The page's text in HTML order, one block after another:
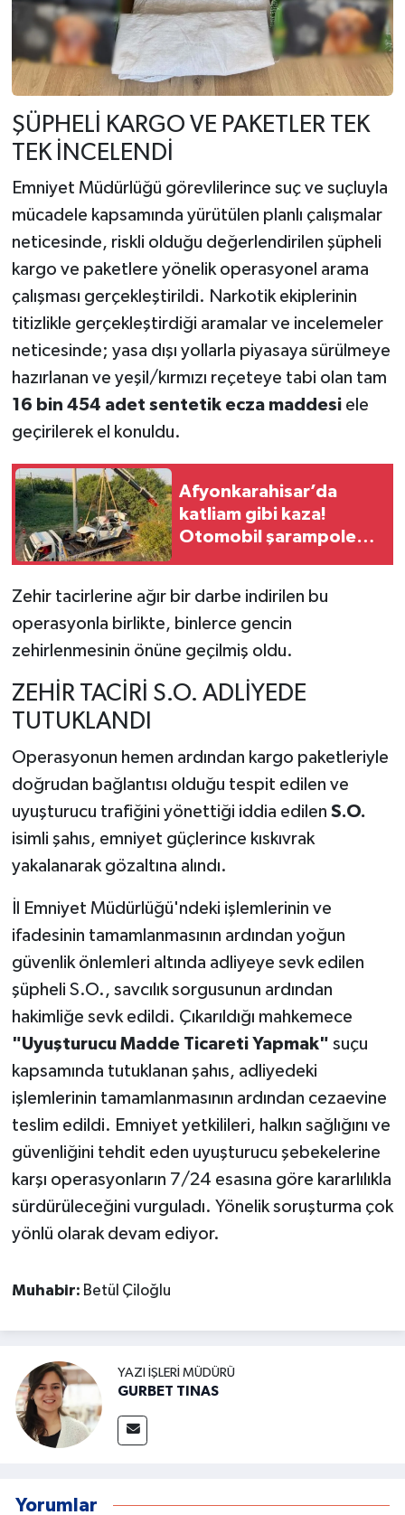
ŞÜPHELİ KARGO VE PAKETLER TEK
TEK İNCELENDİ
Emniyet Müdürlüğü görevlilerince suç ve suçluyla
mücadele kapsamında yürütülen planlı çalışmalar
neticesinde, riskli olduğu değerlendirilen şüpheli
kargo ve paketlere yönelik operasyonel arama
çalışması gerçekleştirildi. Narkotik ekiplerinin
titizlikle gerçekleştirdiği aramalar ve incelemeler
neticesinde; yasa dışı yollarla piyasaya sürülmeye
hazırlanan ve yeşil/kırmızı reçeteye tabi olan tam
16 bin 454 adet sentetik ecza maddesiele
geçirilerek el konuldu.
Afyonkarahisar’da
katliam gibi kaza!
Otomobil şarampole
Zehir tacirlerine ağır bir darbe indirilen bu
operasyonla birlikte, binlerce gencin
zehirlenmesinin önüne geçilmiş oldu.
ZEHİR TACİRİ S.O. ADLİYEDE
TUTUKLANDI
Operasyonun hemen ardından kargo paketleriyle
doğrudan bağlantısı olduğu tespit edilen ve
uyuşturucu trafiğini yönettiği iddia edilen S.O.
isimli şahıs, emniyet güçlerince kıskıvrak
yakalanarak gözaltına alındı.
İl Emniyet Müdürlüğü'ndeki işlemlerinin ve
ifadesinin tamamlanmasının ardından yoğun
güvenlik önlemleri altında adliyeye sevk edilen
şüpheli S.O., savcılık sorgusunun ardından
hakimliğe sevk edildi. Çıkarıldığı mahkemece
"Uyuşturucu Madde Ticareti Yapmak" suçu
kapsamında tutuklanan şahıs, adliyedeki
işlemlerinin tamamlanmasının ardından cezaevine
teslim edildi. Emniyet yetkilileri, halkın sağlığını ve
güvenliğini tehdit eden uyuşturucu şebekelerine
karşı operasyonların 7/24 esasına göre kararlılıkla
sürdürüleceğini vurguladı. Yönelik soruşturma çok
yönlü olarak devam ediyor.
Muhabir: Betül Çiloğlu
YAZI İŞLERI MÜDÜRÜ
GURBET TINAS
Yorumlar